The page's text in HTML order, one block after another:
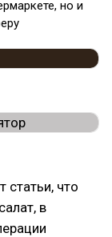
но и
статьи, что
в